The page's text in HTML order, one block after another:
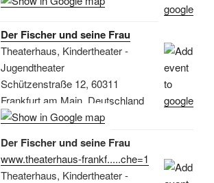
Der Fischer und seine Frau
Theaterhaus, Kindertheater -
Jugendtheater
Schützenstraße 12, 60311
Frankfurt am Main, Deutschland
Der Fischer und seine Frau
www.theaterhaus-frankf.....che=1
Theaterhaus, Kindertheater -